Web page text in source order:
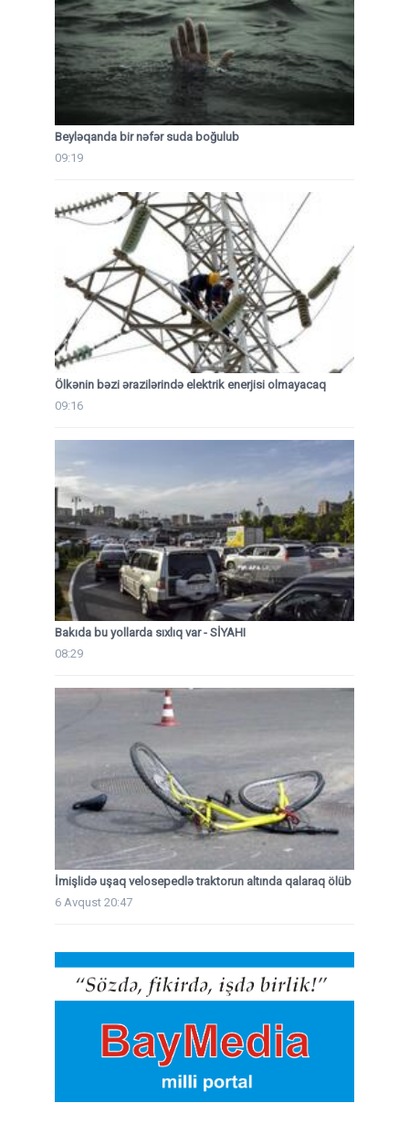
Beyləqanda bir nəfər suda boğulub
09:19
Ölkənin bəzi ərazilərində elektrik enerjisi olmayacaq
09:16
Bakıda bu yollarda sıxlıq var - SİYAHI
08:29
İmişlidə uşaq velosepedlə traktorun altında qalaraq ölüb
6 Avqust 20:47